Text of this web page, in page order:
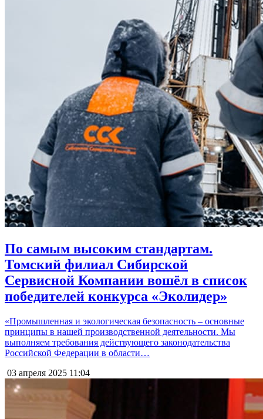
По самым высоким стандартам.
Томский филиал Сибирской
Сервисной Компании вошёл в список
победителей конкурса «Эколидер»
«Промышленная и экологическая безопасность – основные
принципы в нашей производственной деятельности. Мы
выполняем требования действующего законодательства
Российской Федерации в области…
03 апреля 2025 11:04